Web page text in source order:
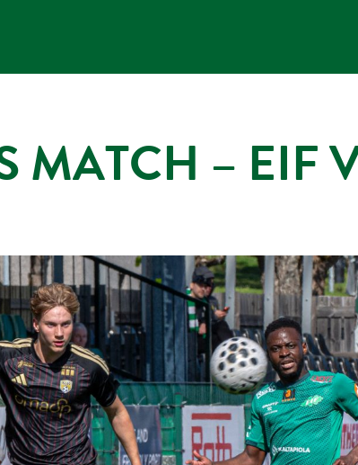
MATCH – EIF